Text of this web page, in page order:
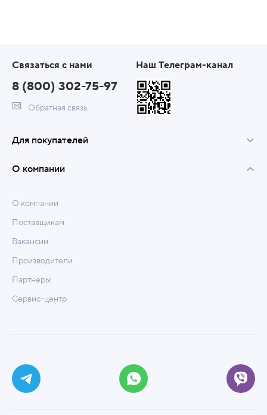
Связаться с нами
8 (800) 302-75-97
Обратная связь
Наш Телеграм-канал
Для покупателей
О компании
О компании
Поставщикам
Вакансии
Производители
Партнеры
Сервис-центр